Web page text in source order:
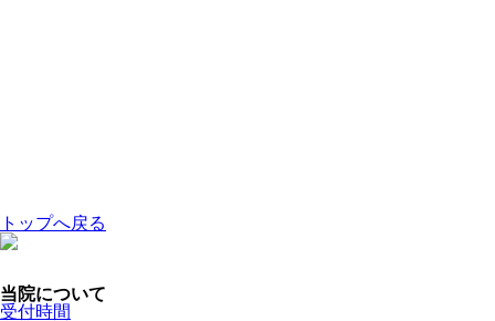
トップへ戻る
当院について
受付時間